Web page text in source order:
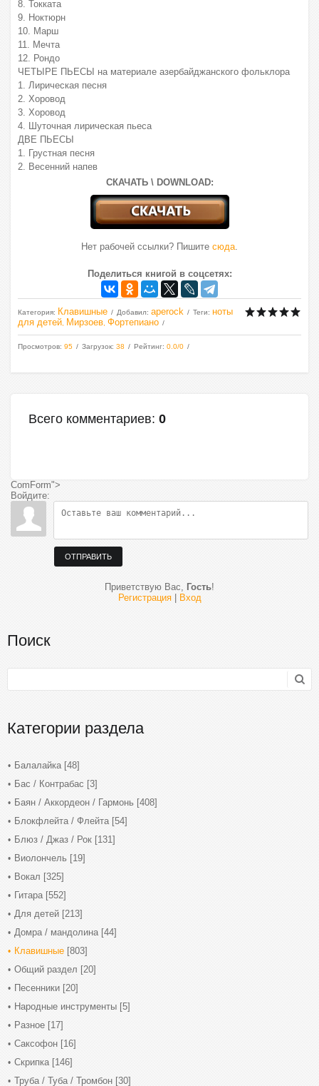
8. Токката
9. Ноктюрн
10. Марш
11. Мечта
12. Рондо
ЧЕТЫРЕ ПЬЕСЫ на материале азербайджанского фольклора
1. Лирическая песня
2. Хоровод
3. Хоровод
4. Шуточная лирическая пьеса
ДВЕ ПЬЕСЫ
1. Грустная песня
2. Весенний напев
СКАЧАТЬ \ DOWNLOAD:
Нет рабочей ссылки? Пишите сюда.
Поделиться книгой в соцсетях:
Категория: Клавишные Добавил: aperock Теги: ноты
для детей Мирзоев Фортепиано
Просмотров: 95 Загрузок: 38 Рейтинг: 0.0/0
Всего комментариев: 0
ComForm">
Войдите:
ОТПРАВИТЬ
Приветствую Вас, Гость!
Регистрация| Вход
Поиск
Категории раздела
Балалайка [48]
Бас / Контрабас [3]
Баян / Аккордеон / Гармонь [408]
Блокфлейта / Флейта [54]
Блюз / Джаз / Рок [131]
Виолончель [19]
Вокал [325]
Гитара [552]
Для детей [213]
Домра / мандолина [44]
Клавишные [803]
Общий раздел [20]
Песенники [20]
Народные инструменты [5]
Разное [17]
Саксофон [16]
Скрипка [146]
Труба / Туба / Тромбон [30]